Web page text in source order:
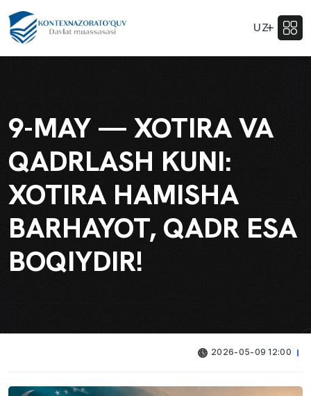
UZ
9-MAY — XOTIRA VA
QADRLASH KUNI:
XOTIRA HAMISHA
BARHAYOT, QADR ESA
BOQIYDIR!
2026-05-09 12:00